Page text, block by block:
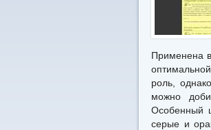
Применена
роль,
можно
Особенный
серые и